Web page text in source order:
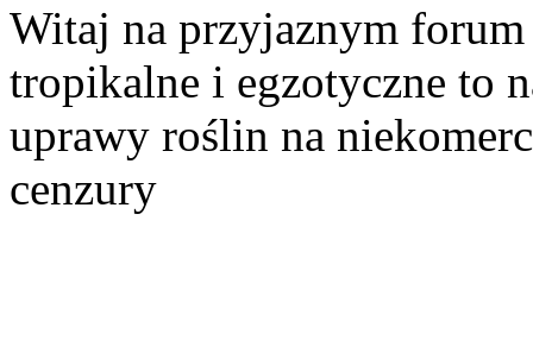
Witaj na przyjaznym
tropikalne i egzotyczne to
uprawy roślin na
cenzury